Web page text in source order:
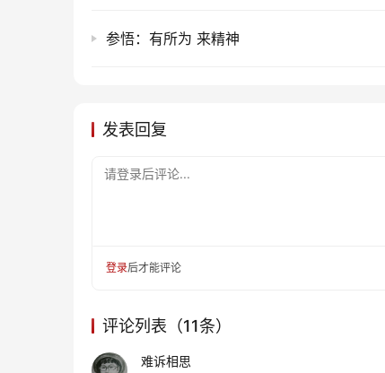
参悟：有所为 来精神
发表回复
请登录后评论...
登录后才能评论
评论列表（11条）
难诉相思